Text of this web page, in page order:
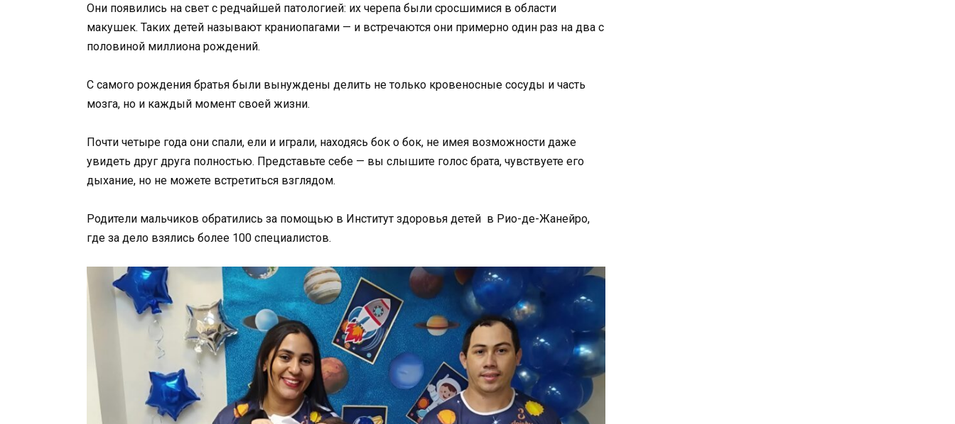
Они появились на свет с редчайшей патологией: их черепа были сросшимися в области
макушек. Таких детей называют краниопагами — и встречаются они примерно один раз на два с
половиной миллиона рождений.
С самого рождения братья были вынуждены делить не только кровеносные сосуды и часть
мозга, но и каждый момент своей жизни.
Почти четыре года они спали, ели и играли, находясь бок о бок, не имея возможности даже
увидеть друг друга полностью. Представьте себе — вы слышите голос брата, чувствуете его
дыхание, но не можете встретиться взглядом.
Родители мальчиков обратились за помощью в Институт здоровья детей в Рио-де-Жанейро,
где за дело взялись более 100 специалистов.